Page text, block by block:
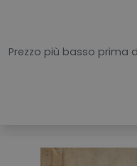
Prezzo più basso prima